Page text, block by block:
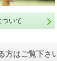
いて
はご覧下さい